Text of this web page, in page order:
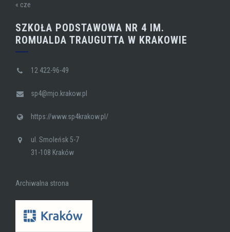
« cze
SZKOŁA PODSTAWOWA NR 4 IM.
ROMUALDA TRAUGUTTA W KRAKOWIE
12 422-96-49
sp4@mjo.krakow.pl
https://www.sp4krakow.pl/
ul. Smoleńsk 5-7
31-108 Kraków
Archiwalna strona